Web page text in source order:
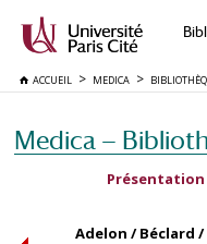
ACCUEIL MEDICA
Medica —
Présentation
Adelon / Béclard